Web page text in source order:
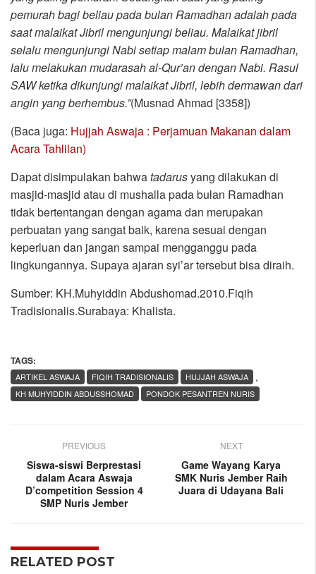
pemurah bagi beliau pada bulan Ramadhan adalah pada
saat malaikat Jibril mengunjungi beliau. Malaikat jibril
selalu mengunjungi Nabi setiap malam bulan Ramadhan,
lalu melakukan mudarasah al-Qur’an dengan Nabi. Rasul
SAW ketika dikunjungi malaikat Jibril, lebih dermawan dari
angin yang berhembus.”(Musnad Ahmad [3358])
(Baca juga: Hujjah Aswaja : Perjamuan Makanan dalam
Acara Tahlilan)
Dapat disimpulakan bahwatadarusyang dilakukan di
masjid-masjid atau di mushalla pada bulan Ramadhan
tidak bertentangan dengan agama dan merupakan
perbuatan yang sangat baik, karena sesuai dengan
keperluan dan jangan sampai mengganggu pada
lingkungannya. Supaya ajaran syi’ar tersebut bisa diraih.
Sumber: KH.Muhyiddin Abdushomad.2010.Fiqih
Tradisionalis.Surabaya: Khalista.
TAGS:
,
ARTIKEL ASWAJA FIQIH TRADISIONALIS
HUJJAH ASWAJA
KH MUHYIDDIN ABDUSSHOMAD
PONDOK PESANTREN NURIS
PREVIOUS
Siswa-siswi Berprestasi
dalam Acara Aswaja
D’competition Session 4
SMP Nuris Jember
NEXT
Game Wayang Karya
SMK Nuris Jember Raih
Juara di Udayana Bali
RELATED POST